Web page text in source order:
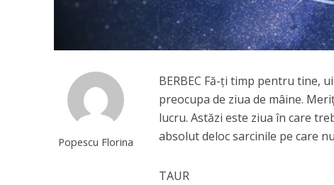
Popescu Florina
BERBEC Fă-ți timp pentru tine,
preocupa de ziua de mâine.
lucru. Astăzi este ziua în care
absolut deloc sarcinile pe care
TAUR